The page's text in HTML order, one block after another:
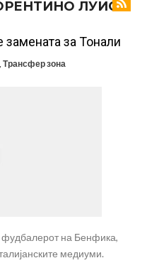
„војна“ поради фудбалер
Барселона?
сè досега го поддржал?
ЛУИС
замената за Тонали
Трансфер зона
на Бенфика,
медиуми.